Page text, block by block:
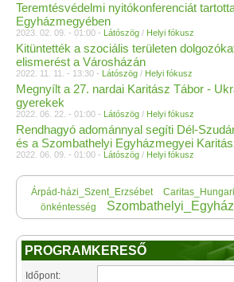
Teremtésvédelmi nyitókonferenciát
Egyházmegyében
2023. 02. 09. - 01:00 - Látószög / Helyi fókusz
Kitüntették a szociális területen
elismerést a Városházán
2022. 11. 11. - 13:30 - Látószög / Helyi fókusz
Megnyílt a 27. nardai Karitász Tábor -
gyerekek
2022. 06. 22. - 01:00 - Látószög / Helyi fókusz
Rendhagyó adománnyal segíti Dél-
és a Szombathelyi Egyházmegyei
2022. 06. 09. - 01:00 - Látószög / Helyi fókusz
Árpád-házi_Szent_Erzsébet
önkéntesség
PROGRAMKERESŐ
Időpont: